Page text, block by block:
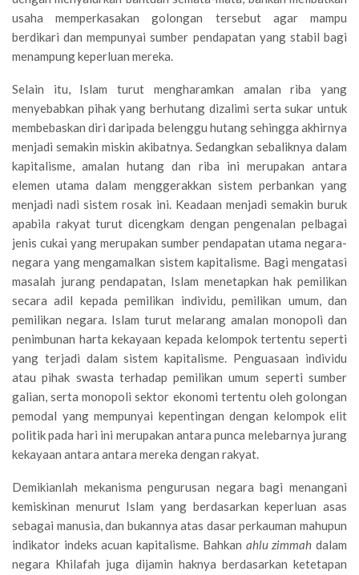
usaha memperkasakan golongan tersebut agar mampu
berdikari dan mempunyai sumber pendapatan yang stabil bagi
menampung keperluan mereka.
Selain itu, Islam turut mengharamkan amalan riba yang
menyebabkan pihak yang berhutang dizalimi serta sukar untuk
membebaskan diri daripada belenggu hutang sehingga akhirnya
menjadi se­makin miskin akibatnya. Sedangkan sebaliknya dalam
kapitalisme, amalan hutang dan riba ini merupakan antara
elemen utama dalam menggerakkan sistem perbankan yang
menjadi nadi sistem rosak ini. Keadaan menjadi semakin buruk
apabila rakyat turut dicengkam dengan pengenalan pelbagai
jenis cukai yang merupakan sumber pendapatan utama negara-
negara yang mengamalkan sistem kapital­isme. Bagi mengatasi
masalah jurang pendapatan, Islam menetapkan hak pemilikan
secara adil kepada pemilikan individu, pemilikan umum, dan
pemilikan negara. Islam turut melarang amalan monopoli dan
penimbunan harta kekayaan kepada kelompok tertentu seperti
yang terjadi dalam sistem kapitalisme. Penguasaan individu
atau pihak swasta terhadap pemilikan umum seperti sumber
galian, serta monopoli sektor ekonomi tertentu oleh golongan
pemodal yang mempunyai kepentingan dengan kelompok elit
politik pada hari ini merupakan antara punca melebarnya jurang
kekayaan antara antara mereka dengan rakyat.
Demikianlah mekanisma pengurusan negara bagi menangani
kemiskinan menurut Islam yang berdasarkan keperluan asas
sebagai manusia, dan bukannya atas dasar perkauman mahupun
indikator indeks acuan kapitalisme. Bahkan ahlu zimmah dalam
negara Khilafah juga dijamin haknya berdasarkan ketetapan